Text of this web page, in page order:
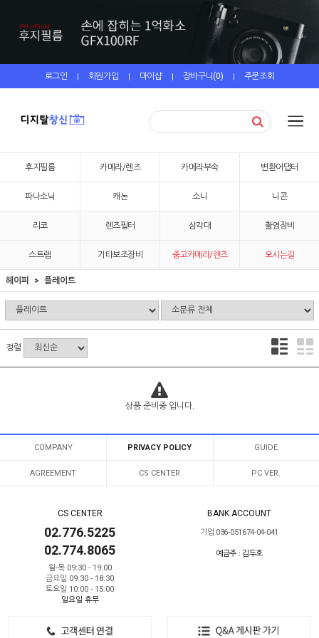
로그인 | 회원가입 | 마이샵 | 장바구니(0) | 주문조회
후지필름 카메라/렌즈 카메라부속 변환어댑터
파나소닉 캐논 소니 니콘
리코 렌즈필터 삼각대 촬영장비
스트랩 기타보조장비 중고카메라/렌즈 오시는길
헤이피 플레이트
정렬
상품 준비중 입니다.
COMPANY PRIVACY POLICY GUIDE
AGREEMENT CS CENTER PC VER.
CS CENTER
02.776.5225
02.774.8065
월-목 09:30 - 19:00
금요일 09:30 - 18:30
토요일 10:00 - 15:00
일요일 휴무
BANK ACCOUNT
기업 036-051674-04-041
예금주 : 김두호